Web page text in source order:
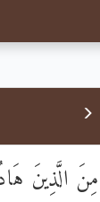
مِنَ الَّذِينَ